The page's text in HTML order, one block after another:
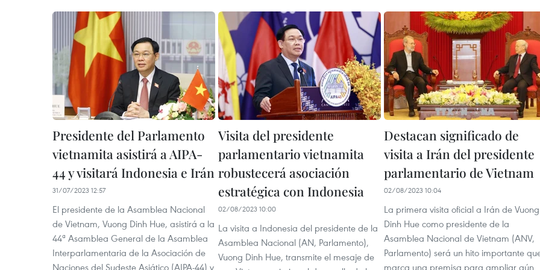
Presidente del Parlamento
vietnamita asistirá a AIPA-
44 y visitará Indonesia e Irán
31/07/2023 12:57
El presidente de la Asamblea Nacional
de Vietnam, Vuong Dinh Hue, asistirá a la
44ª Asamblea General de la Asamblea
Interparlamentaria de la Asociación de
Naciones del Sudeste Asiático (AIPA-44) y
Visita del presidente
parlamentario vietnamita
robustecerá asociación
estratégica con Indonesia
02/08/2023 10:00
La visita a Indonesia del presidente de la
Asamblea Nacional (AN, Parlamento),
Vuong Dinh Hue, transmite el mesaje de
Destacan significado de
visita a Irán del presidente
parlamentario de Vietnam
02/08/2023 10:04
La primera visita oficial a Irán de Vuong
Dinh Hue como presidente de la
Asamblea Nacional de Vietnam (ANV,
Parlamento) será un hito importante
marca una premisa para ampliar aún